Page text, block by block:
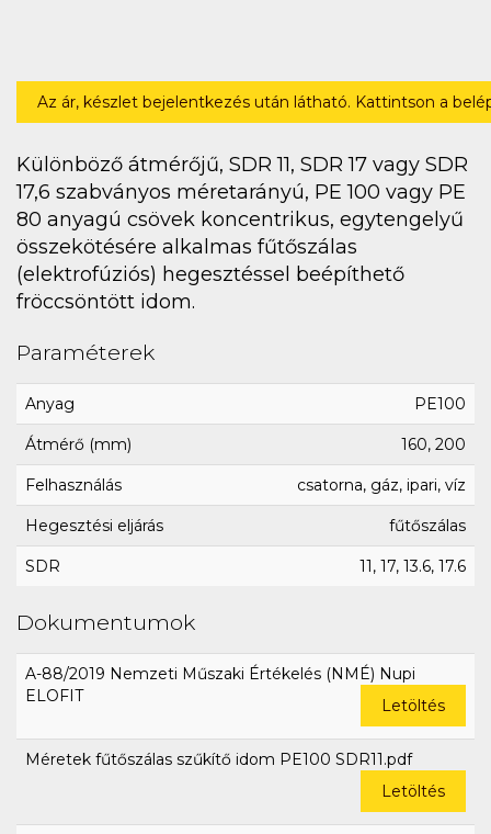
Az ár, készlet bejelentkezés után látható. Kattintson a
Különböző átmérőjű, SDR 11, SDR 17 vagy SDR
17,6 szabványos méretarányú, PE 100 vagy PE
80 anyagú csövek koncentrikus, egytengelyű
összekötésére alkalmas fűtőszálas
(elektrofúziós) hegesztéssel beépíthető
fröccsöntött idom.
Paraméterek
Anyag PE100
Átmérő (mm) 160, 200
Felhasználás csatorna, gáz, ipari, víz
Hegesztési eljárás fűtőszálas
SDR 11, 17, 13.6, 17.6
Dokumentumok
A-88/2019 Nemzeti Műszaki Értékelés (NMÉ) Nupi
ELOFIT
Letöltés
Méretek fűtőszálas szűkítő idom PE100 SDR11.pdf
Letöltés